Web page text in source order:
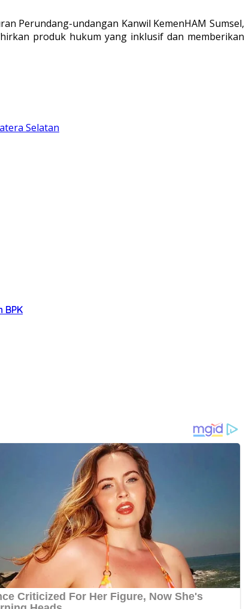
Perundang-undangan Kanwil KemenHAM Sumsel,
produk hukum yang inklusif dan memberikan
Selatan
BPK